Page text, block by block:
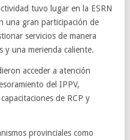
tuvo lugar en la ESRN
una gran participación de
servicios de manera
y una merienda caliente.
acceder a atención
del IPPV,
de RCP y
provinciales como